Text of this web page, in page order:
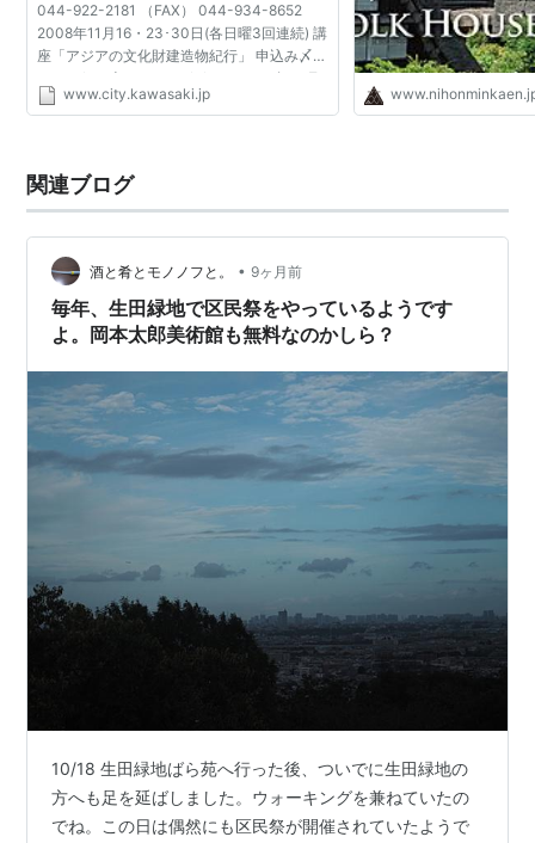
044-922-2181 （FAX） 044-934-8652
2008年11月16・23･30日(各日曜3回連続) 講
座「アジアの文化財建造物紀行」 申込み〆切
り：11/4（火）（2008/9/18） 2008年10月
18日(土) 実演「昔の大工仕事」と体験「子ど
www.city.kawasaki.jp
関連ブログ
酒と肴とモノノフと。 • 9ヶ月前
毎年、生田緑地で区民祭をやっているようです
よ。岡本太郎美術館も無料なのかしら？
10/18 生田緑地ばら苑へ行った後、ついでに生田緑地の
方へも足を延ばしました。ウォーキングを兼ねていたの
でね。この日は偶然にも区民祭が開催されていたようで